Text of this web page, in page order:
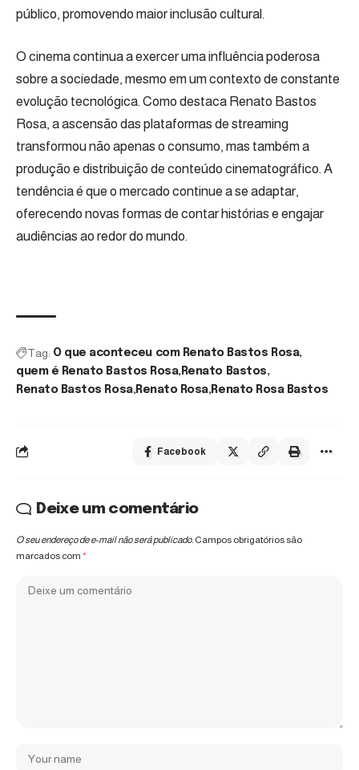
público, promovendo maior inclusão cultural.
O cinema continua a exercer uma influência poderosa
sobre a sociedade, mesmo em um contexto de constante
evolução tecnológica. Como destaca Renato Bastos
Rosa, a ascensão das plataformas de streaming
transformou não apenas o consumo, mas também a
produção e distribuição de conteúdo cinematográfico. A
tendência é que o mercado continue a se adaptar,
oferecendo novas formas de contar histórias e engajar
audiências ao redor do mundo.
Tag: O que aconteceu com Renato Bastos Rosa
quem é Renato Bastos Rosa Renato Bastos
Renato Bastos Rosa Renato Rosa Renato Rosa Bastos
Facebook
Deixe um comentário
O seu endereço de e-mail não será publicado. Campos obrigatórios são
marcados com *